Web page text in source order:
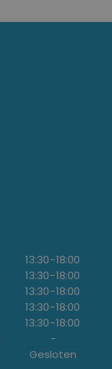
13:30-18:00
13:30-18:00
13:30-18:00
13:30-18:00
13:30-18:00
-
Gesloten